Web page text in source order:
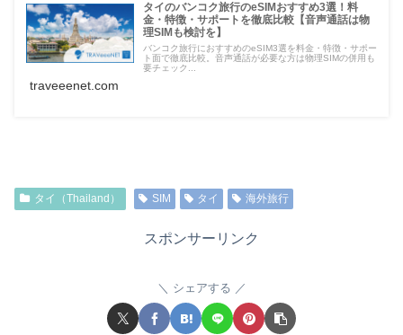
タイのバンコク旅行のeSIMおすすめ3選！料
金・特徴・サポートを徹底比較【音声通話は物
理SIMも検討を】
バンコク旅行におすすめのeSIM3選を料金・特徴・サポー
ト面で徹底比較。音声通話が必要な方は物理SIMの併用も
要チェック...
traveeenet.com
タイ（Thailand） SIM タイ 海外旅行
スポンサーリンク
シェアする